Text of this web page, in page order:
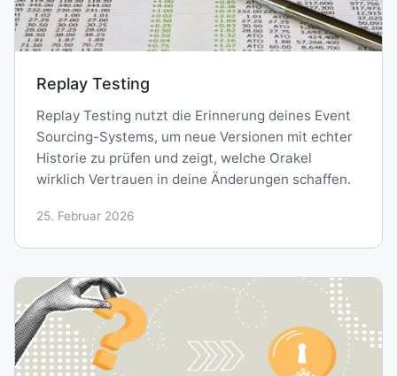
Replay Testing
Replay Testing nutzt die Erinnerung deines Event
Sourcing-Systems, um neue Versionen mit echter
Historie zu prüfen und zeigt, welche Orakel
wirklich Vertrauen in deine Änderungen schaffen.
25. Februar 2026